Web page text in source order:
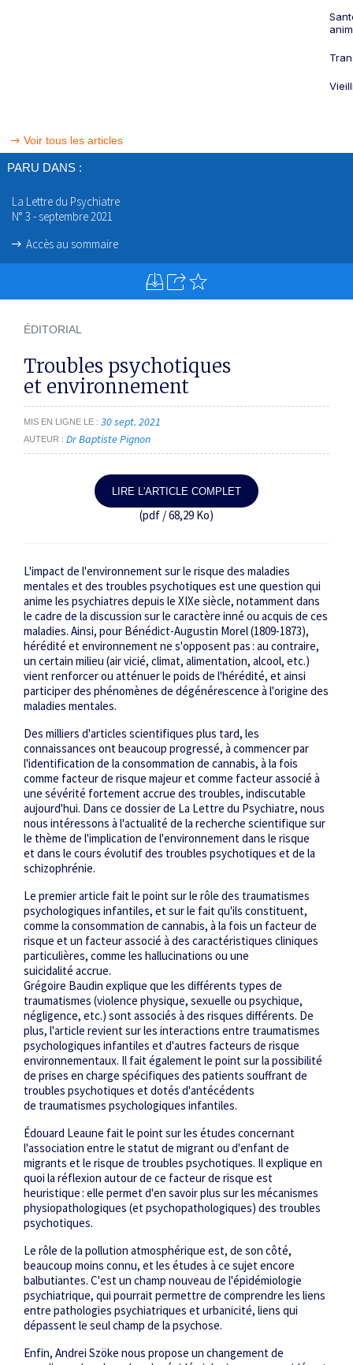
Voir tous les articles
PARU DANS :
La Lettre du Psychiatre
N° 3 - septembre 2021
Accès au sommaire
ÉDITORIAL
Troubles psychotiques
et environnement
MIS EN LIGNE LE 30 sept. 2021
AUTEUR Dr Baptiste Pignon
LIRE L'ARTICLE COMPLET
(pdf / 68,29 Ko)
L'impact de l'environnement sur le risque des maladies
mentales et des troubles psychotiques est une question qui
anime les psychiatres depuis le XIXe siècle, notamment dans
le cadre de la discussion sur le caractère inné ou acquis de ces
maladies. Ainsi, pour Bénédict-Augustin Morel (1809-1873),
hérédité et environnement ne s'opposent pas : au contraire,
un certain milieu (air vicié, climat, alimentation, alcool, etc.)
vient renforcer ou atténuer le poids de l'hérédité, et ainsi
participer des phénomènes de dégénérescence à l'origine des
maladies mentales.
Des milliers d'articles scientifiques plus tard, les
connaissances ont beaucoup progressé, à commencer par
l'identification de la consommation de cannabis, à la fois
comme facteur de risque majeur et comme facteur associé à
une sévérité fortement accrue des troubles, indiscutable
aujourd'hui. Dans ce dossier de La Lettre du Psychiatre, nous
nous intéressons à l'actualité de la recherche scientifique sur
le thème de l'implication de l'environnement dans le risque
et dans le cours évolutif des troubles psychotiques et de la
schizophrénie.
Le premier article fait le point sur le rôle des traumatismes
psychologiques infantiles, et sur le fait qu'ils constituent,
comme la consommation de cannabis, à la fois un facteur de
risque et un facteur associé à des caractéristiques cliniques
particulières, comme les hallucinations ou une
suicidalité accrue.
Grégoire Baudin explique que les différents types de
traumatismes (violence physique, sexuelle ou psychique,
négligence, etc.) sont associés à des risques différents. De
plus, l'article revient sur les interactions entre traumatismes
psychologiques infantiles et d'autres facteurs de risque
environnementaux. Il fait également le point sur la possibilité
de prises en charge spécifiques des patients souffrant de
troubles psychotiques et dotés d'antécédents
de traumatismes psychologiques infantiles.
Édouard Leaune fait le point sur les études concernant
l'association entre le statut de migrant ou d'enfant de
migrants et le risque de troubles psychotiques. Il explique en
quoi la réflexion autour de ce facteur de risque est
heuristique : elle permet d'en savoir plus sur les mécanismes
physiopathologiques (et psychopathologiques) des troubles
psychotiques.
Le rôle de la pollution atmosphérique est, de son côté,
beaucoup moins connu, et les études à ce sujet encore
balbutiantes. C'est un champ nouveau de l'épidémiologie
psychiatrique, qui pourrait permettre de comprendre les liens
entre pathologies psychiatriques et urbanicité, liens qui
dépassent le seul champ de la psychose.
Enfin, Andrei Szöke nous propose un changement de